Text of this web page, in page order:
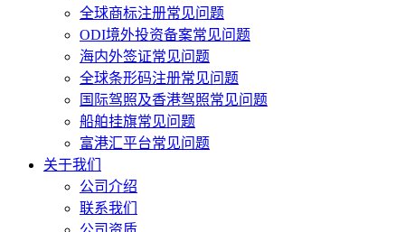
全球商标注册常见问题
ODI境外投资备案常见问题
海内外签证常见问题
全球条形码注册常见问题
国际驾照及香港驾照常见问题
船舶挂旗常见问题
富港汇平台常见问题
关于我们
公司介绍
联系我们